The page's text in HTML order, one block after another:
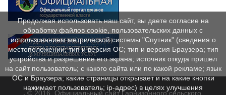
© 2016. Официальный сайт Гарнизонного сельского
Продолжая использовать наш сайт, вы даете согласие на
обработку файлов cookie, пользовательских данных с
использованием метрической системы "Спутник" (сведения о
местоположении; тип и версия ОС; тип и версия Браузера; тип
устройства и разрешение его экрана; источник откуда пришел
на сайт пользователь; с какого сайта или по какой рекламе; язык
ОС и Браузера; какие страницы открывает и на какие кнопки
нажимает пользователь; ip-адрес) в целях улучшения